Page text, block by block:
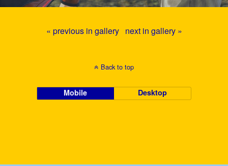
« previous in gallery next in gallery »
Back to top
Mobile Desktop